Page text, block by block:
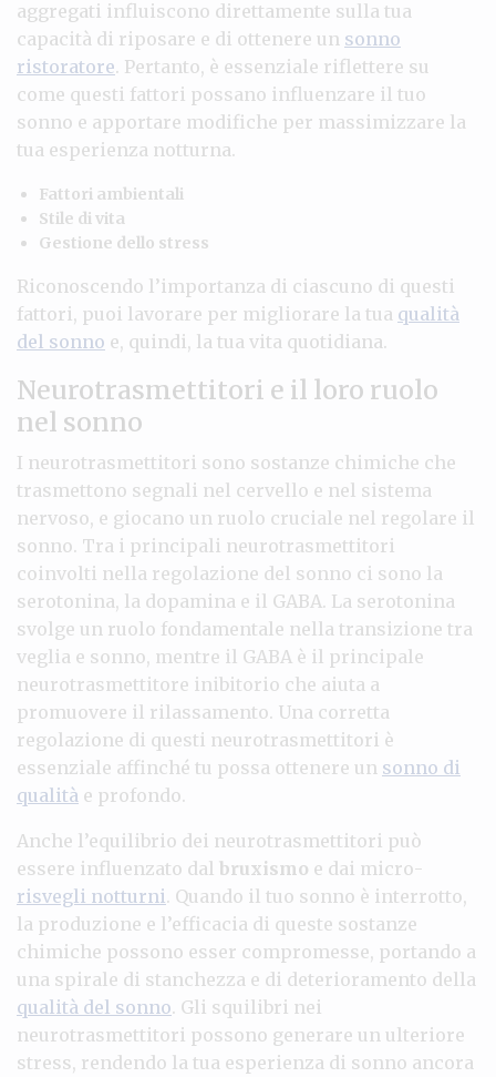
aggregati influiscono direttamente sulla tua
capacità di riposare e di ottenere un sonno
ristoratore. Pertanto, è essenziale riflettere su
come questi fattori possano influenzare il tuo
sonno e apportare modifiche per massimizzare la
tua esperienza notturna.
Fattori ambientali
Stile di vita
Gestione dello stress
Riconoscendo l’importanza di ciascuno di questi
fattori, puoi lavorare per migliorare la tua qualità
del sonno e, quindi, la tua vita quotidiana.
Neurotrasmettitori e il loro ruolo
nel sonno
I neurotrasmettitori sono sostanze chimiche che
trasmettono segnali nel cervello e nel sistema
nervoso, e giocano un ruolo cruciale nel regolare il
sonno. Tra i principali neurotrasmettitori
coinvolti nella regolazione del sonno ci sono la
serotonina, la dopamina e il GABA. La serotonina
svolge un ruolo fondamentale nella transizione tra
veglia e sonno, mentre il GABA è il principale
neurotrasmettitore inibitorio che aiuta a
promuovere il rilassamento. Una corretta
regolazione di questi neurotrasmettitori è
essenziale affinché tu possa ottenere un sonno di
qualità e profondo.
Anche l’equilibrio dei neurotrasmettitori può
essere influenzato dal bruxismo e dai micro-
risvegli notturni. Quando il tuo sonno è interrotto,
la produzione e l’efficacia di queste sostanze
chimiche possono esser compromesse, portando a
una spirale di stanchezza e di deterioramento della
qualità del sonno. Gli squilibri nei
neurotrasmettitori possono generare un ulteriore
stress, rendendo la tua esperienza di sonno ancora